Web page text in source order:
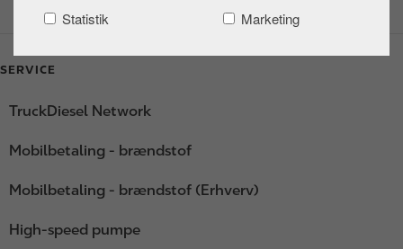
Statistik
Marketing
SERVICE
TruckDiesel Network
Mobilbetaling - brændstof
Mobilbetaling - brændstof (Erhverv)
High-speed pumpe